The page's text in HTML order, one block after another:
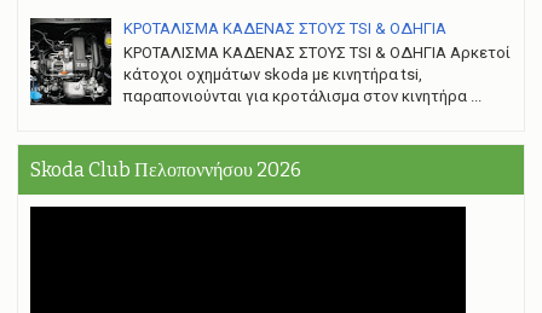
ΚΡΟΤΑΛΙΣΜΑ ΚΑΔΕΝΑΣ ΣΤΟΥΣ TSI & ΟΔΗΓΙΑ
ΚΡΟΤΑΛΙΣΜΑ ΚΑΔΕΝΑΣ ΣΤΟΥΣ TSI & ΟΔΗΓΙΑ Αρκετοί
κάτοχοι οχημάτων skoda με κινητήρα tsi,
παραπονιούνται για κροτάλισμα στον κινητήρα ...
Skoda Club Πελοποννήσου 2026